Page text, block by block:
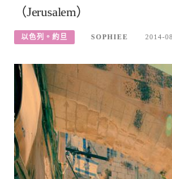
（Jerusalem）
以色列。約旦 SOPHIEE 2014-